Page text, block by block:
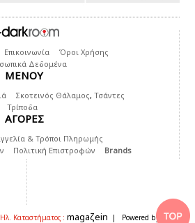
Επικοινωνία
Όροι Χρήσης
Δεδομένα
ΜΕΝΟΥ
Σκοτεινός Θάλαμος, Τσάντες
Τρίποδα
ΑΓΟΡΕΣ
& Τρόποι Πληρωμής
Πολιτική Επιστροφών Brands
Καταστήματος : magaζein | Powered by